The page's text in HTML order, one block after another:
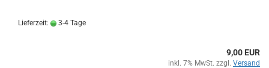
Lieferzeit: 3-4 Tage
9,00 EUR
inkl. 7% MwSt. zzgl. Versand